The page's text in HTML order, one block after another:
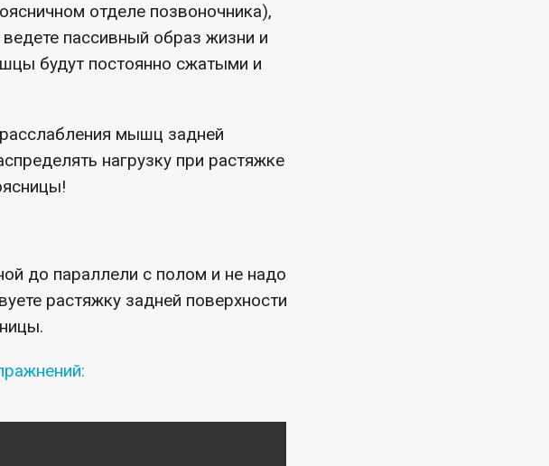
отделе позвоночника),
пассивный образ жизни и
будут постоянно сжатыми и
мышц задней
нагрузку при растяжке
до параллели с полом и не надо
растяжку задней поверхности